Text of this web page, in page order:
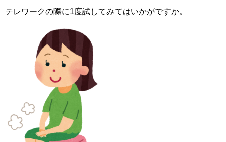
テレワークの際に1度試してみてはいかがですか。